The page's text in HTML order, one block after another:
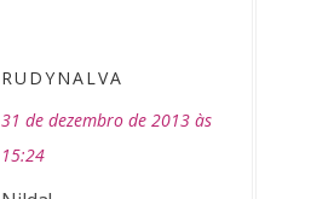
RUDYNALVA
31 de dezembro de 2013 às
15:24